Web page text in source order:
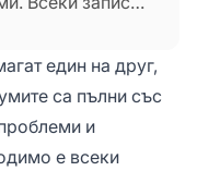
лесно
отговарят
с съвети и
и проблеми
един на друг,
са пълни със
и
е всеки